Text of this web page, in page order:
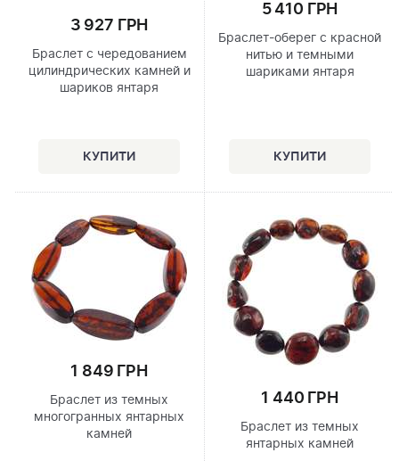
3 927 ГРН
Браслет с чередованием
цилиндрических камней и
шариков янтаря
5 410 ГРН
Браслет-оберег с красной
нитью и темными
шариками янтаря
1 849 ГРН
Браслет из темных
многогранных янтарных
камней
1 440 ГРН
Браслет из темных
янтарных камней